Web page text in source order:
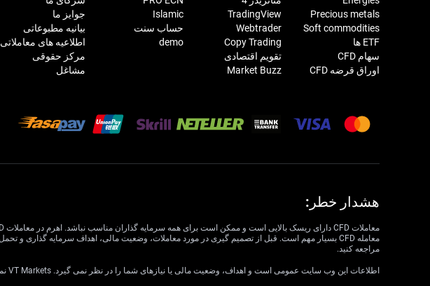
Precious metals
Soft commodities
ETF ها
سهام CFD
اوراق قرضه CFD
TradingView
Webtrader
Copy Trading
تقویم اقتصادی
Market Buzz
Islamic
حساب سنت
demo
جوایز ما
بیانیه مطبوعاتی
اطلاعیه های معاملاتی
مرکز حقوقی
مشاغل
هشدار خطر:
مراجعه کنید.
اطلاعات این وب سایت عمومی است و اهداف، وضعیت مالی یا نیازهای شما را در نظر نمی گیرد. VT Markets نمی تواند مسئول مرتبط بودن، دقت، به موقع بودن یا کامل بودن اطلاعات وب سایت باشد.